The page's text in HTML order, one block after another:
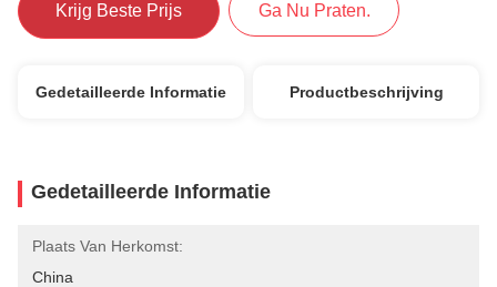
Krijg Beste Prijs Ga Nu Praten.
Gedetailleerde Informatie Productbeschrijving
Gedetailleerde Informatie
Plaats Van Herkomst:
China